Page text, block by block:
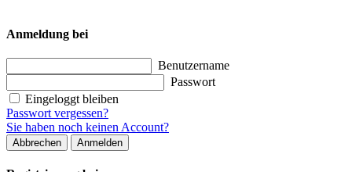
Anmeldung bei
Benutzername
Passwort
Eingeloggt bleiben
Passwort vergessen?
Sie haben noch keinen Account?
Abbrechen Anmelden